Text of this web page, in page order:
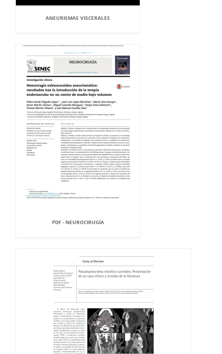
ANEURISMAS VISCERALES
PDF - NEUROCIRUGÍA